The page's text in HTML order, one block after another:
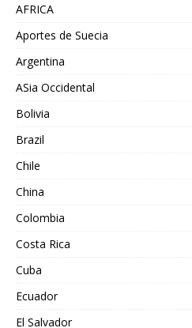
AFRICA
Aportes de Suecia
Argentina
ASia Occidental
Bolivia
Brazil
Chile
China
Colombia
Costa Rica
Cuba
Ecuador
El Salvador